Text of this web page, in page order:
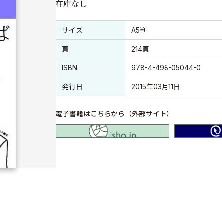
在庫なし
書誌情報
書誌情報
サイズ A5判
頁 214頁
ISBN 978-4-498-05044-0
発行日 2015年03月11日
電子書籍はこちらから（外部サイト）